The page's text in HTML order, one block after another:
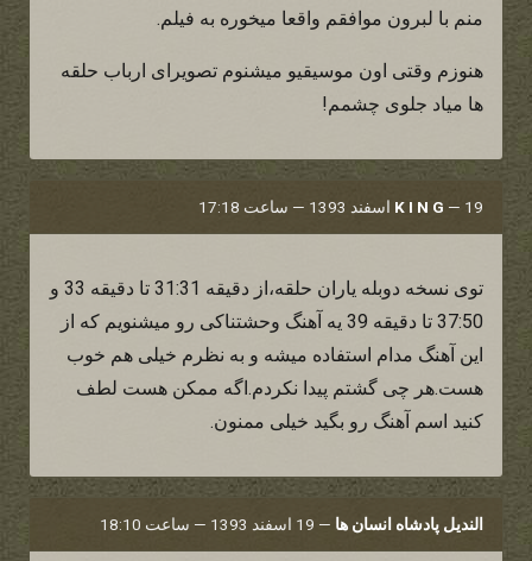
منم با لبرون موافقم واقعا میخوره به فیلم.
هنوزم وقتی اون موسیقیو میشنوم تصویرای ارباب حلقه
ها میاد جلوی چشمم!
K I N G — 19 اسفند 1393 — ساعت 17:18
توی نسخه دوبله یاران حلقه،از دقیقه 31:31 تا دقیقه 33 و
37:50 تا دقیقه 39 یه آهنگ وحشتناکی رو میشنویم که از
این آهنگ مدام استفاده میشه و به نظرم خیلی هم خوب
هست.هر چی گشتم پیدا نکردم.اگه ممکن هست لطف
کنید اسم آهنگ رو بگید خیلی ممنون.
الندیل پادشاه انسان ها — 19 اسفند 1393 — ساعت 18:10